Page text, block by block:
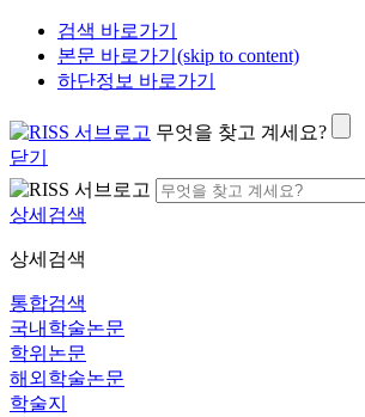
검색 바로가기
본문 바로가기(skip to content)
하단정보 바로가기
무엇을 찾고 계세요?
닫기
상세검색
상세검색
통합검색
국내학술논문
학위논문
해외학술논문
학술지